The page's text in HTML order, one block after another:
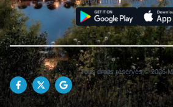
Tous droits réservés © 2026